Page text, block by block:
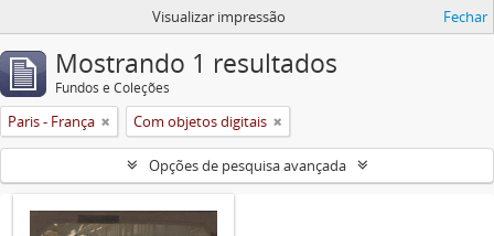
Visualizar impressão Fechar
Mostrando 1 resultados
Fundos e Coleções
Paris - França Com objetos digitais
Opções de pesquisa avançada